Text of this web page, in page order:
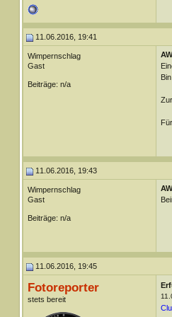
11.06.2016, 19:41
Wimpernschlag
Gast
Beiträge: n/a
11.06.2016, 19:43
Wimpernschlag
Gast
Beiträge: n/a
11.06.2016, 19:45
Fotoreporter
stets bereit